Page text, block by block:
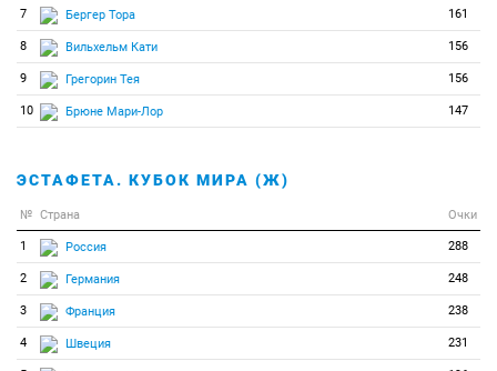
7 Бергер Тора 161
8 Вильхельм Кати 156
9 Грегорин Тея 156
10 Брюне Мари-Лор 147
ЭСТАФЕТА. КУБОК МИРА (Ж)
№ Страна Очки
1 Россия 288
2 Германия 248
3 Франция 238
4 Швеция 231